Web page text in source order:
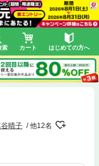
索 カート はじめての方へ
谷晴子 他12名